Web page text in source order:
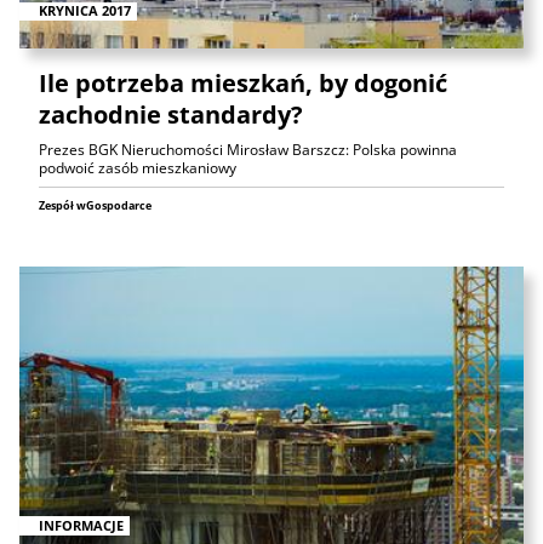
KRYNICA 2017
Ile potrzeba mieszkań, by dogonić
zachodnie standardy?
Prezes BGK Nieruchomości Mirosław Barszcz: Polska powinna
podwoić zasób mieszkaniowy
Zespół wGospodarce
INFORMACJE